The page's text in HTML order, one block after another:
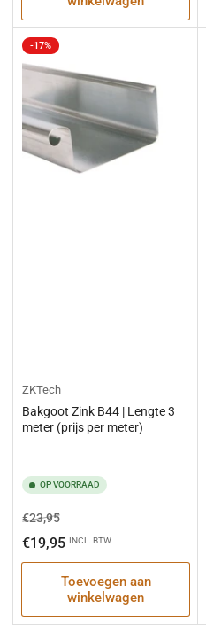
-17%
ZKTech
Bakgoot Zink B44 | Lengte 3
meter (prijs per meter)
OP VOORRAAD
Normale
prijs
€23,95Aanbiedingsprijs
€19,95 INCL. BTW
Toevoegen aan
winkelwagen